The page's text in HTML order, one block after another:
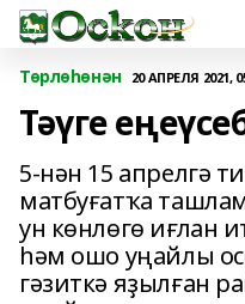
Төрлөһөнән 20 АПРЕЛЯ 2021,
Тәүге
5-нән 15 апрелгә
матбуғатҡа
ун көнлөгө иғлан
һәм ошо уңайлы
гәзиткә яҙылған